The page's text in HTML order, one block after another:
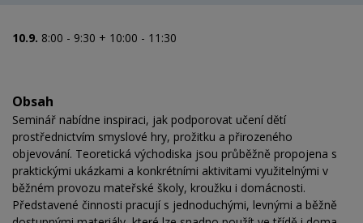
10.9. 8:00 - 9:30 + 10:00 - 11:30
Obsah
Seminář nabídne inspiraci, jak podporovat učení dětí
prostřednictvím smyslové hry, prožitku a přirozeného
objevování. Teoretická východiska jsou průběžně propojena s
praktickými ukázkami a konkrétními aktivitami využitelnými v
běžném provozu mateřské školy, kroužku i domácnosti.
Představené činnosti pracují s jednoduchými, levnými a běžně